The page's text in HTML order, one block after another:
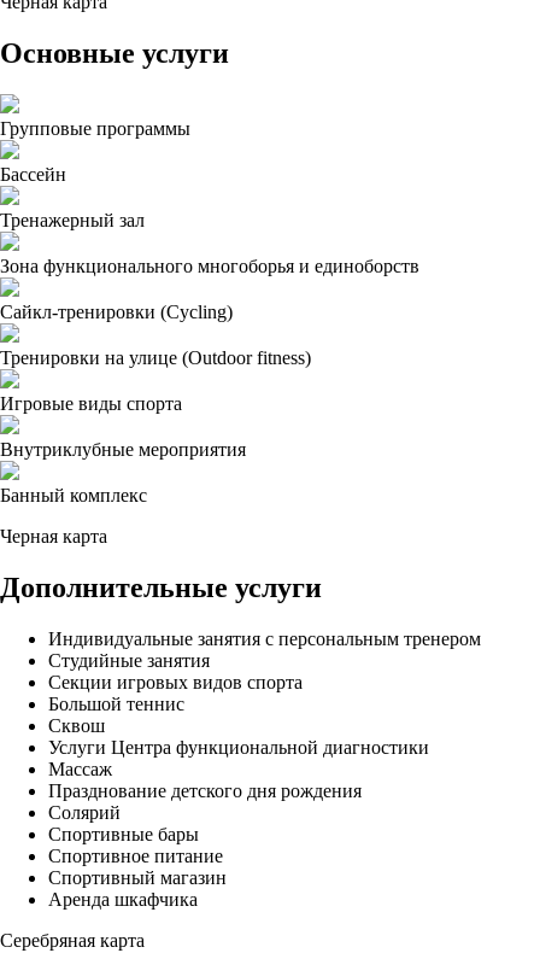
Основные услуги
Групповые программы
Бассейн
Тренажерный зал
Зона функционального многоборья и единоборств
Сайкл-тренировки (Cycling)
Тренировки на улице (Outdoor fitness)
Игровые виды спорта
Внутриклубные мероприятия
Банный комплекс
Черная карта
Дополнительные услуги
Индивидуальные занятия с персональным тренером
Студийные занятия
Секции игровых видов спорта
Большой теннис
Сквош
Услуги Центра функциональной диагностики
Массаж
Празднование детского дня рождения
Солярий
Спортивные бары
Спортивное питание
Спортивный магазин
Аренда шкафчика
Серебряная карта